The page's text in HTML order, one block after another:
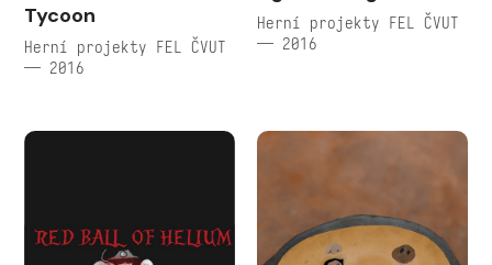
Tycoon
Herní projekty FEL ČVUT
— 2016
Herní projekty FEL ČVUT
— 2016